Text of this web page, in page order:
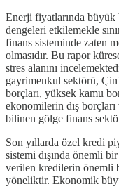
Enerji fiyatlarında
dengeleri etkilemekle
finans sisteminde zaten
olmasıdır. Bu rapor
stres alanını
gayrimenkul sektörü,
borçları, yüksek kamu
ekonomilerin dış borçları
bilinen gölge finans
Son yıllarda özel kredi
sistemi dışında önemli
verilen kredilerin önemli
yöneliktir. Ekonomik